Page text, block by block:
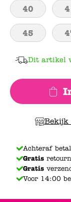
40
45
Dit artikel
Bekijk
Achteraf
Gratis
Gratis
Voor 14:00